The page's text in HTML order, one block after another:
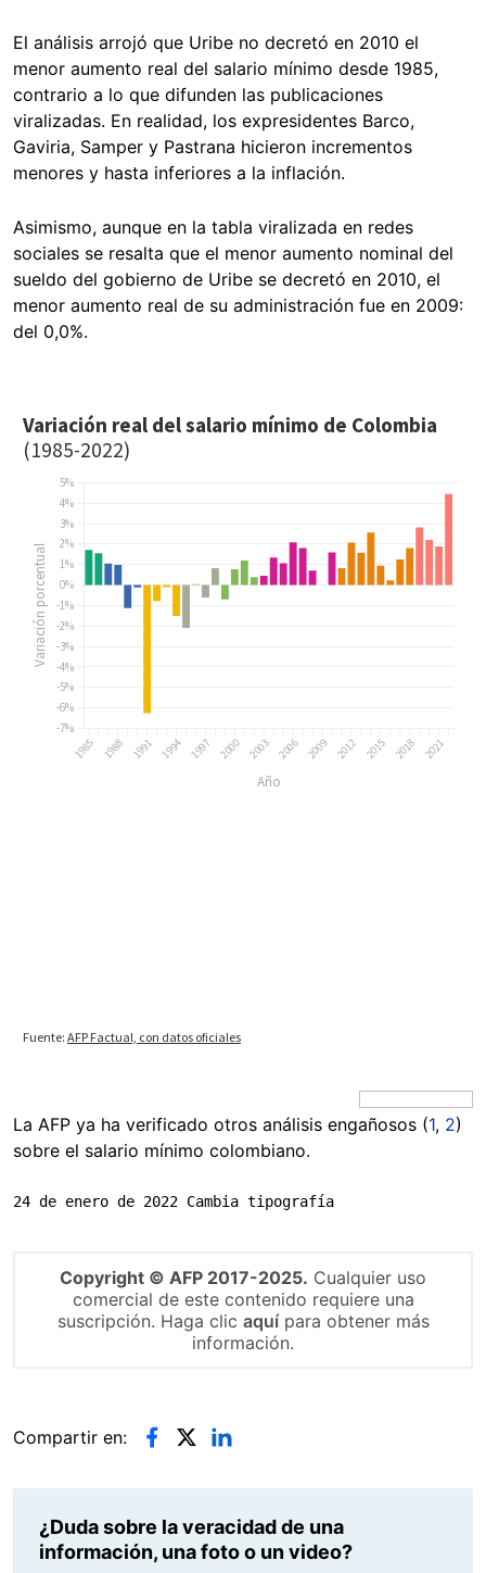
El análisis arrojó que Uribe no decretó en 2010 el
menor aumento real del salario mínimo desde 1985,
contrario a lo que difunden las publicaciones
viralizadas. En realidad, los expresidentes Barco,
Gaviria, Samper y Pastrana hicieron incrementos
menores y hasta inferiores a la inflación.
Asimismo, aunque en la tabla viralizada en redes
sociales se resalta que el menor aumento nominal del
sueldo del gobierno de Uribe se decretó en 2010, el
menor aumento real de su administración fue en 2009:
del 0,0%.
La AFP ya ha verificado otros análisis engañosos (1, 2)
sobre el salario mínimo colombiano.
24 de enero de 2022 Cambia tipografía
Copyright © AFP 2017-2025. Cualquier uso
comercial de este contenido requiere una
suscripción. Haga clic aquípara obtener más
información.
Compartir en:
¿Duda sobre la veracidad de una
información, una foto o un video?